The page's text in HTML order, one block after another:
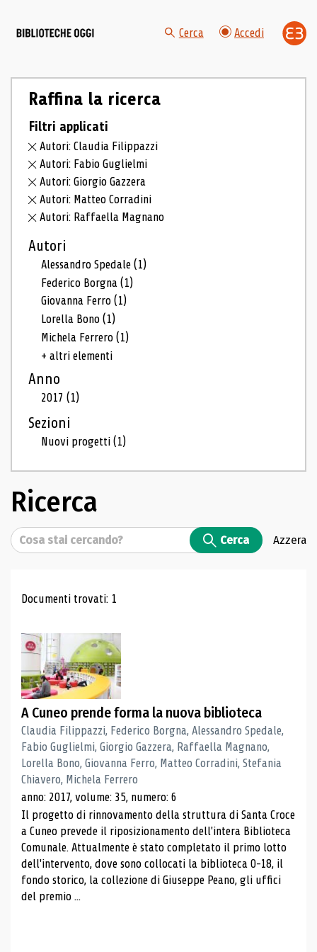
Cerca Accedi
Raffina la ricerca
Filtri applicati
Autori: Claudia Filippazzi
Autori: Fabio Guglielmi
Autori: Giorgio Gazzera
Autori: Matteo Corradini
Autori: Raffaella Magnano
Autori
Alessandro Spedale(1)
Federico Borgna(1)
Giovanna Ferro(1)
Lorella Bono(1)
Michela Ferrero(1)
+ altri elementi
Anno
2017(1)
Sezioni
Nuovi progetti(1)
Ricerca
Cerca Cerca Azzera
Risultati di ricerca
Documenti trovati: 1
A Cuneo prende forma la nuova biblioteca
Claudia Filippazzi, Federico Borgna, Alessandro Spedale,
Fabio Guglielmi, Giorgio Gazzera, Raffaella Magnano,
Lorella Bono, Giovanna Ferro, Matteo Corradini, Stefania
Chiavero, Michela Ferrero
anno: 2017, volume: 35, numero: 6
Il progetto di rinnovamento della struttura di Santa Croce
a Cuneo prevede il riposizionamento dell'intera Biblioteca
Comunale. Attualmente è stato completato il primo lotto
dell'intervento, dove sono collocati la biblioteca 0-18, il
fondo storico, la collezione di Giuseppe Peano, gli uffici
del premio ...